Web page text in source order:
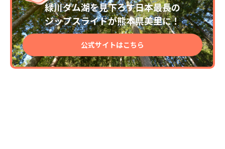
緑川ダム湖を見下ろす日本最長の
ジップスライドが熊本県美里に！
公式サイトはこちら